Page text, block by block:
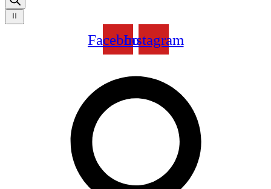
FacebookInstagram